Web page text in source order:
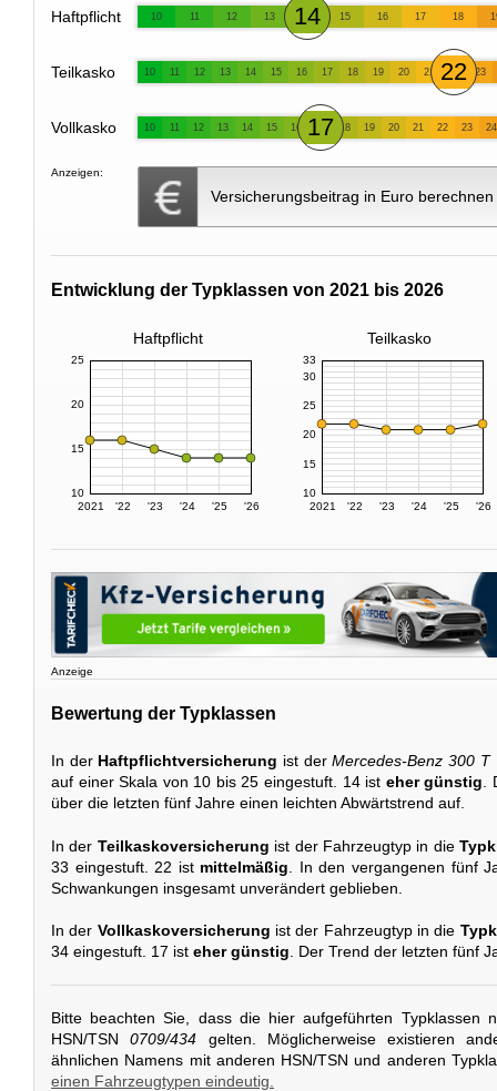
Haftpflicht 10 11 12 13 14 15 16 17 18
Teilkasko 10 11 12 13 14 15 16 17 18 19 20 21 22 23
Vollkasko 10 11 12 13 14 15 16 17 18 19 20 21 22 23 24
Anzeigen:
Versicherungsbeitrag in Euro berechnen
Entwicklung der Typklassen von 2021 bis 2026
Haftpflicht Teilkasko
2021 '22 '23 '24 '25 '26
10
15
20
25
2021 '22 '23 '24 '25 '26
10
15
20
25
30
33
Anzeige
Bewertung der Typklassen
In der Haftpflichtversicherung ist derMercedes-Benz 300 T
auf einer Skala von 10 bis 25 eingestuft. 14 ist eher günstig
über die letzten fünf Jahre einen leichten Abwärtstrend auf.
In der Teilkaskoversicherung ist der Fahrzeugtyp in die
33 eingestuft. 22 ist mittelmäßig . In den vergangenen fünf
Schwankungen insgesamt unverändert geblieben.
In der Vollkaskoversicherung ist der Fahrzeugtyp in die
34 eingestuft. 17 ist eher günstig. Der Trend der letzten fünf
Bitte beachten Sie, dass die hier aufgeführten Typklassen
HSN/TSN0709/434 gelten. Möglicherweise existieren
ähnlichen Namens mit anderen HSN/TSN und anderen
einen Fahrzeugtypen eindeutig.